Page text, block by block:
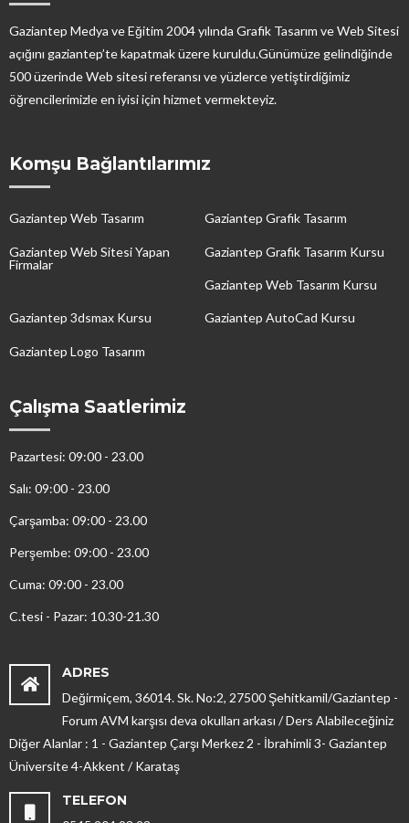
Gaziantep Medya ve Eğitim 2004 yılında Grafik Tasarım ve Web Sitesi
açığını gaziantep’te kapatmak üzere kuruldu.Günümüze gelindiğinde
500 üzerinde Web sitesi referansı ve yüzlerce yetiştirdiğimiz
öğrencilerimizle en iyisi için hizmet vermekteyiz.
Komşu Bağlantılarımız
Gaziantep Web Tasarım Gaziantep Grafik Tasarım
Gaziantep Web Sitesi Yapan
Firmalar
Gaziantep Grafik Tasarım Kursu
Gaziantep Web Tasarım Kursu
Gaziantep 3dsmax Kursu Gaziantep AutoCad Kursu
Gaziantep Logo Tasarım
Çalışma Saatlerimiz
Pazartesi: 09:00 - 23.00
Salı: 09:00 - 23.00
Çarşamba: 09:00 - 23.00
Perşembe: 09:00 - 23.00
Cuma: 09:00 - 23.00
C.tesi - Pazar: 10.30-21.30
ADRES
Değirmiçem, 36014. Sk. No:2, 27500 Şehitkamil/Gaziantep -
Forum AVM karşısı deva okulları arkası / Ders Alabileceğiniz
Diğer Alanlar : 1 - Gaziantep Çarşı Merkez 2 - İbrahimli 3- Gaziantep
Üniversite 4-Akkent / Karataş
TELEFON